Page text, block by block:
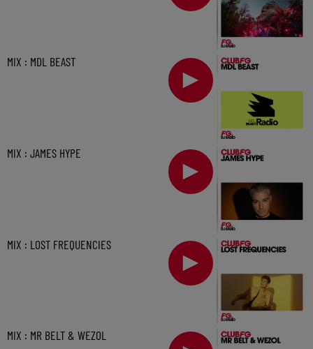
MIX : MDL BEAST
MIX : JAMES HYPE
MIX : LOST FREQUENCIES
MIX : MR BELT & WEZOL